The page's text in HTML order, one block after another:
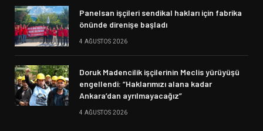
Panelsan işçileri sendikal hakları için fabrika
önünde direnişe başladı
4 AĞUSTOS 2026
Doruk Madencilik işçilerinin Meclis yürüyüşü
engellendi: “Haklarımızı alana kadar
Ankara’dan ayrılmayacağız”
4 AĞUSTOS 2026